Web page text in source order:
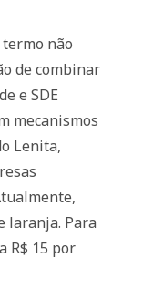
não
de combinar
e SDE
mecanismos
Lenita,
laranja. Para
R$ 15 por